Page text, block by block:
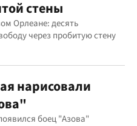
стены
Орлеане: десять
через пробитую стену
нарисовали
боец "Азова"